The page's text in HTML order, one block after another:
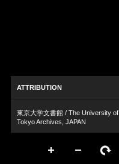
ATTRIBUTION
東京大学文書館 / The University of
Tokyo Archives, JAPAN